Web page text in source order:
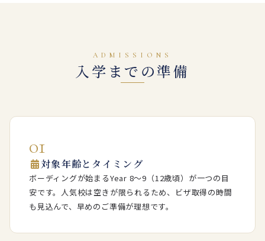
ADMISSIONS
入学までの準備
01
対象年齢とタイミング
ボーディングが始まるYear 8〜9（12歳頃）が一つの目
安です。人気校は空きが限られるため、ビザ取得の時間
も見込んで、早めのご準備が理想です。